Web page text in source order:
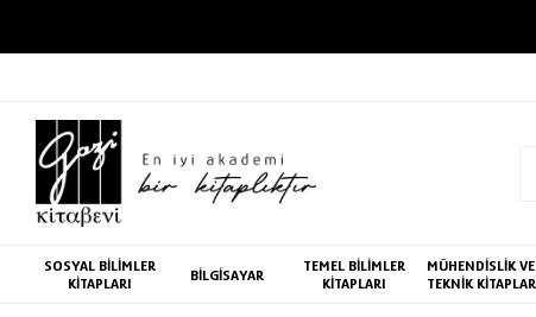
SOSYAL BİLİMLER
KİTAPLARI
BİLGİSAYAR
TEMEL BİLİMLER
KİTAPLARI
MÜHENDİSLİK VE
TEKNİK KİTAPLAR